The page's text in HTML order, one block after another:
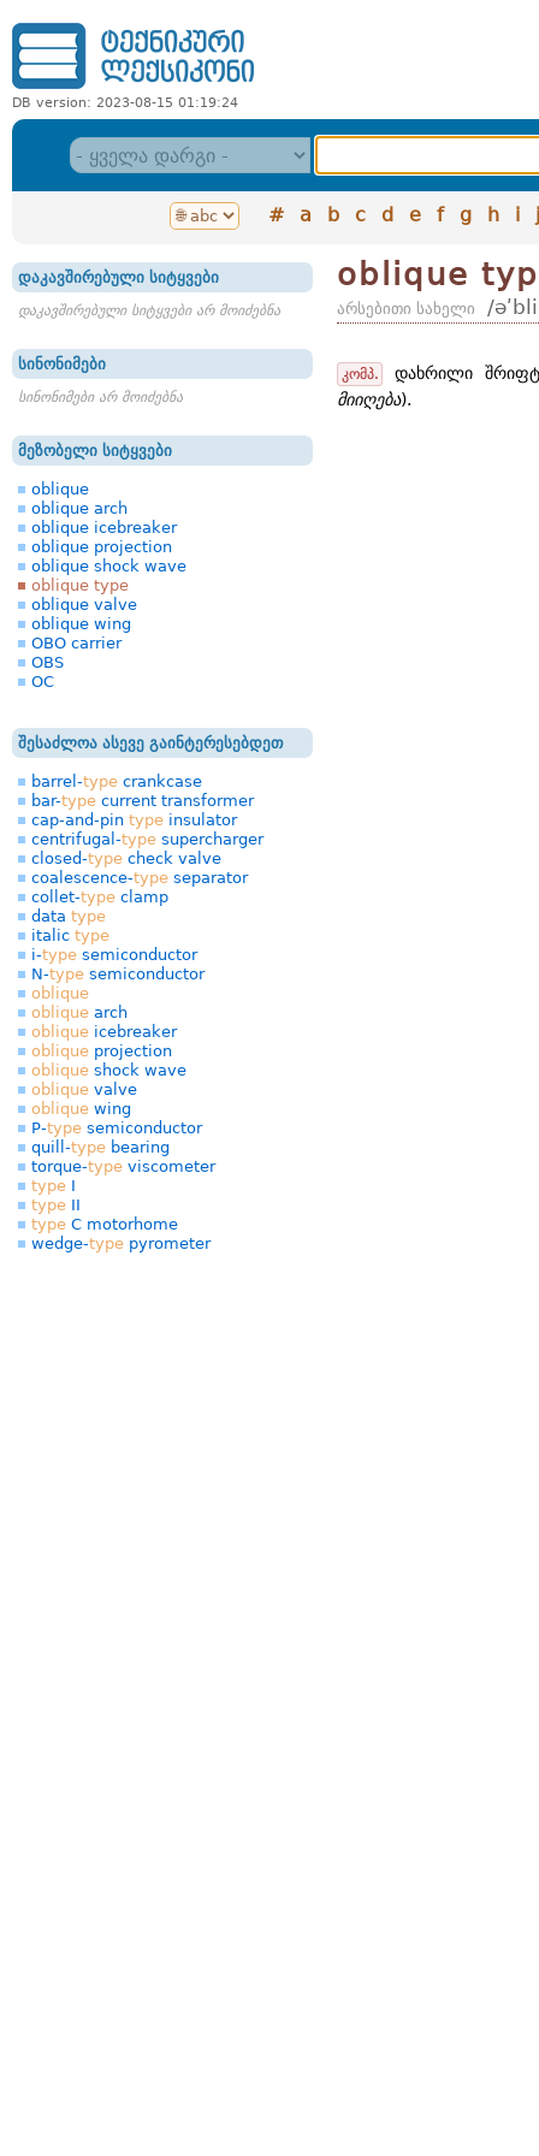
DB version: 2023-08-15 01:19:24
# a b c d e f g h i j
დაკავშირებული სიტყვები
დაკავშირებული სიტყვები არ მოიძებნა
სინონიმები
სინონიმები არ მოიძებნა
მეზობელი სიტყვები
oblique
oblique arch
oblique icebreaker
oblique projection
oblique shock wave
oblique type
oblique valve
oblique wing
OBO carrier
OBS
OC
შესაძლოა ასევე გაინტერესებდეთ
barrel-type crankcase
bar-type current transformer
cap-and-pin type insulator
centrifugal-type supercharger
closed-type check valve
coalescence-type separator
collet-type clamp
data type
italic type
i-type semiconductor
N-type semiconductor
oblique
oblique arch
oblique icebreaker
oblique projection
oblique shock wave
oblique valve
oblique wing
P-type semiconductor
quill-type bearing
torque-type viscometer
type I
type II
type C motorhome
wedge-type pyrometer
oblique
არსებითი სახელი /
კომპ.
დახრილი
მიიღება).